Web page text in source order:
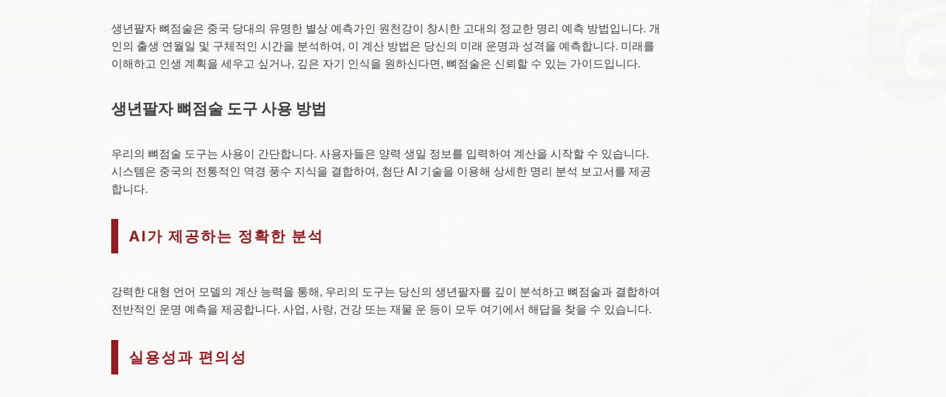
생년팔자 뼈점술은 중국 당대의 유명한 별상 예측가인 원천강이 창시한 고대의 정교한 명리 예측 방법입니다. 개
인의 출생 연월일 및 구체적인 시간을 분석하여, 이 계산 방법은 당신의 미래 운명과 성격을 예측합니다. 미래를
이해하고 인생 계획을 세우고 싶거나, 깊은 자기 인식을 원하신다면, 뼈점술은 신뢰할 수 있는 가이드입니다.
생년팔자 뼈점술 도구 사용 방법
우리의 뼈점술 도구는 사용이 간단합니다. 사용자들은 양력 생일 정보를 입력하여 계산을 시작할 수 있습니다.
시스템은 중국의 전통적인 역경 풍수 지식을 결합하여, 첨단 AI 기술을 이용해 상세한 명리 분석 보고서를 제공
합니다.
AI가 제공하는 정확한 분석
강력한 대형 언어 모델의 계산 능력을 통해, 우리의 도구는 당신의 생년팔자를 깊이 분석하고 뼈점술과 결합하여
전반적인 운명 예측을 제공합니다. 사업, 사랑, 건강 또는 재물 운 등이 모두 여기에서 해답을 찾을 수 있습니다.
실용성과 편의성